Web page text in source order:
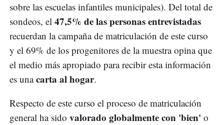
sobre las escuelas infantiles municipales). Del total de
sondeos, el 47,5% de las personas entrevistadas
recuerdan la campaña de matriculación de este curso
y el 69% de los progenitores de la muestra opina que
el medio más apropiado para recibir esta información
es unacarta al hogar.
Respecto de este curso el proceso de matriculación
general ha sido valorado globalmente con 'bien' o